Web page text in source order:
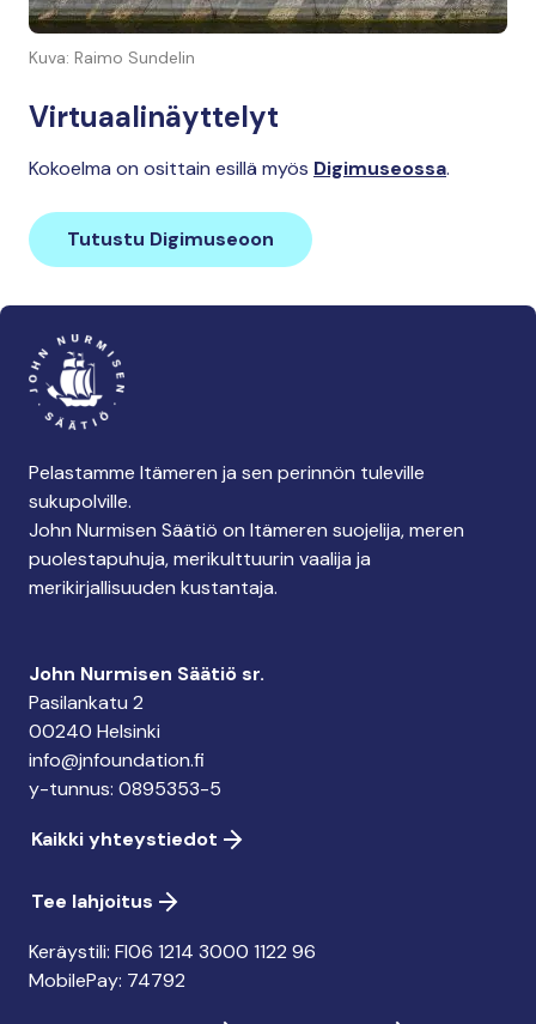
Kuva: Raimo Sundelin
Virtuaalinäyttelyt
Kokoelma on osittain esillä myös Digimuseossa.
Tutustu Digimuseoon
Pelastamme Itämeren ja sen perinnön tuleville
sukupolville.
John Nurmisen Säätiö on Itämeren suojelija, meren
puolestapuhuja, merikulttuurin vaalija ja
merikirjallisuuden kustantaja.
John Nurmisen Säätiö sr.
Pasilankatu 2
00240 Helsinki
info@jnfoundation.fi
y-tunnus: 0895353-5
Kaikki yhteystiedot
Tee lahjoitus
Keräystili: FI06 1214 3000 1122 96
MobilePay: 74792